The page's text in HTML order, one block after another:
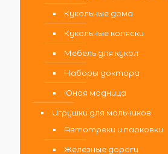
Кукольные дома
Кукольные коляски
Мебель для кукол
Наборы доктора
Юная модница
Игрушки для мальчиков
Автотреки и парковки
Железные дороги